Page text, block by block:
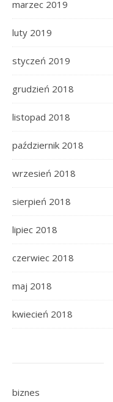
marzec 2019
luty 2019
styczeń 2019
grudzień 2018
listopad 2018
październik 2018
wrzesień 2018
sierpień 2018
lipiec 2018
czerwiec 2018
maj 2018
kwiecień 2018
biznes